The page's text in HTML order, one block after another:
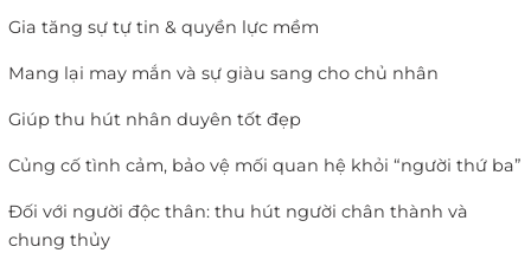
Gia tăng sự tự tin & quyền lực mềm
Mang lại may mắn và sự giàu sang cho chủ nhân
Giúp thu hút nhân duyên tốt đẹp
Củng cố tình cảm, bảo vệ mối quan hệ khỏi “người thứ ba”
Đối với người độc thân: thu hút người chân thành và
chung thủy